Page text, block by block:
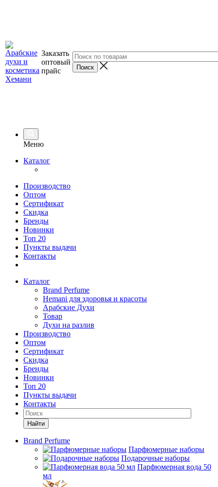
Заказать
оптовый
прайс
Меню
Каталог
Производство
Оптом
Сертификат
Скидка
Бренды
Новинки
Топ 20
Пункты выдачи
Контакты
Каталог
Brand Perfume
Hemani для здоровья и красоты
Арабские Духи
Товар
Духи на разлив
Производство
Оптом
Сертификат
Скидка
Бренды
Новинки
Топ 20
Пункты выдачи
Контакты
Найти
Brand Perfume
Парфюмерные наборы
Подарочные наборы
Парфюмерная вода 50
мл